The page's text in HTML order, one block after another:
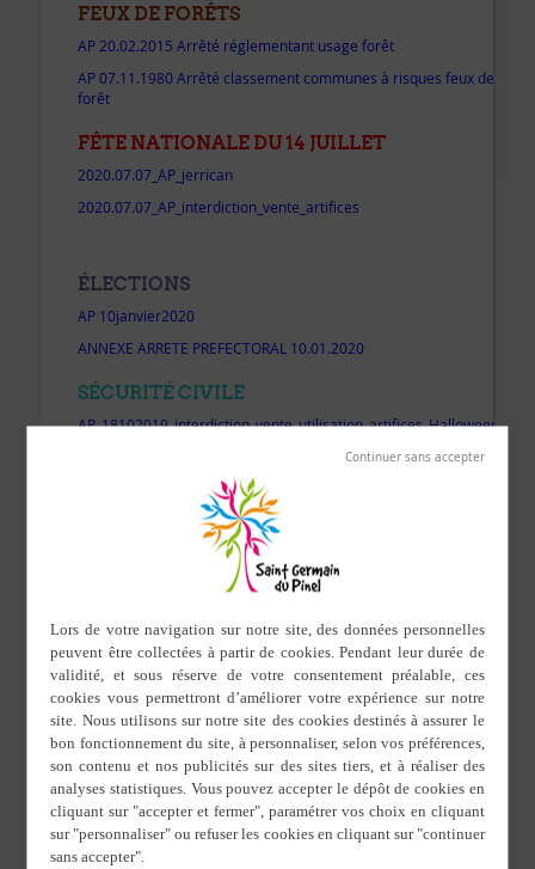
FEUX DE FORÊTS
AP 20.02.2015 Arrêté réglementant usage forêt
AP 07.11.1980 Arrêté classement communes à risques feux de
forêt
FÊTE NATIONALE DU 14 JUILLET
2020.07.07_AP_jerrican
2020.07.07_AP_interdiction_vente_artifices
ÉLECTIONS
AP 10janvier2020
ANNEXE ARRETE PREFECTORAL 10.01.2020
SÉCURITÉ CIVILE
AP_18102019_interdiction_vente_utilisation_artifices_Halloween
AP_18102019_interdiction_vente_produits_chimiques_Halloween
SÉCHERESSE
AP_20191025_Retour_Vilgilence_IV
BASSIN VERSANT DE LA SEICHE
AP autorisation AE et DIG
AP du
15.07.2019_ZSCE_phase_volontaire_Seiche_15juil19_sans_annexes
Arrete_ZSCE_phase_volontaire_Seiche_annexe1
Arrete_ZSCE_phase_volontaire_Seiche_annexe2
Arrete_ZSCE_phase_volontaire_Seiche_annexe3
Arrete_ZSCE_phase_volontaire_Seiche_annexe4